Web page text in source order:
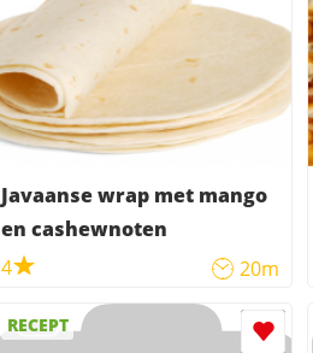
Javaanse wrap met mango
en cashewnoten
4
20m
RECEPT